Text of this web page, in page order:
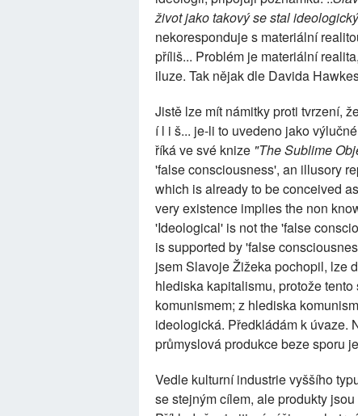
život jako takový se stal
nekoresponduje s materiální
příliš... Problém je materiální
iluze. Tak nějak dle Davida
Jistě lze mít námitky proti tvrzení,
í l i š... je-li to uvedeno jako
říká ve své knize "The Sublime
'false consciousness', an illusory
which is already to be conceived
very existence implies the non
'Ideological' is not the 'false
is supported by 'false
jsem Slavoje Žižeka pochopil, lze
hlediska kapitalismu, protože
komunismem; z hlediska
ideologická. Předkládám k úvaze.
průmyslová produkce beze sporu
Vedle kulturní industrie vyššího
se stejným cílem, ale produkty